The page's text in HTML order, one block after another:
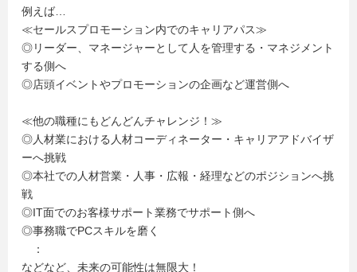
例えば…
≪セールスプロモーション内でのキャリアパス≫
◎リーダー、マネージャーとして人を管理する・マネジメント
する側へ
◎店頭イベントやプロモーションの企画など運営側へ
≪他の職種にもどんどんチャレンジ！≫
◎人材業における人材コーディネーター・キャリアアドバイザ
ーへ挑戦
◎本社での人材営業・人事・広報・経理などのポジションへ挑
戦
◎IT面でのお客様サポート業務でサポート側へ
◎事務職でPCスキルを磨く
：
などなど、未来の可能性は無限大！